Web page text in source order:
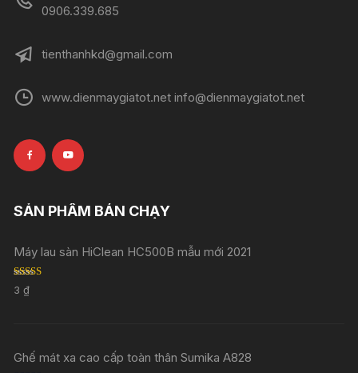
0906.339.685
tienthanhkd@gmail.com
www.dienmaygiatot.net info@dienmaygiatot.net
SẢN PHẨM BÁN CHẠY
Máy lau sàn HiClean HC500B mẫu mới 2021
Rated
out of 5
3₫
Ghế mát xa cao cấp toàn thân Sumika A828